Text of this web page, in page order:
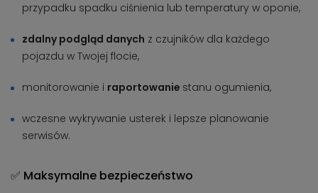
przypadku spadku ciśnienia lub temperatury w oponie,
zdalny podgląd danych z czujników dla każdego
pojazdu w Twojej flocie,
monitorowanie i raportowanie stanu ogumienia,
wczesne wykrywanie usterek i lepsze planowanie
serwisów.
✅ Maksymalne bezpieczeństwo